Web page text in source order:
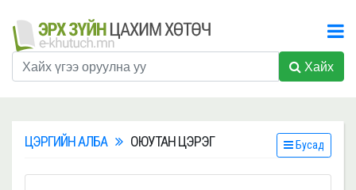
Хайх
ЦЭРГИЙН АЛБА ОЮУТАН ЦЭРЭГ Бусад